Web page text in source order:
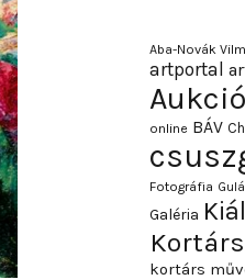
Aba-Novák
artportal
Aukció
online BÁV
Fotográfia
Galéria
Kortárs
kortárs